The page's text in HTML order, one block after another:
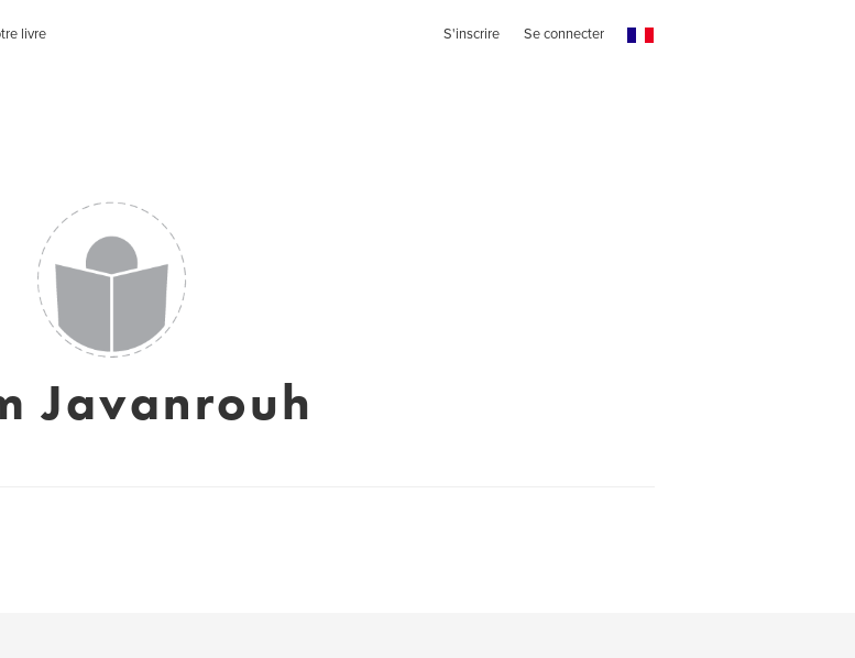
livre S'inscrire Se connecter
Javanrouh